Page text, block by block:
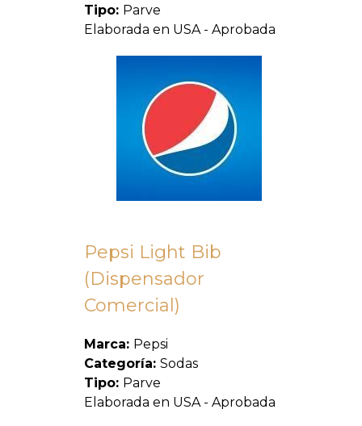
Tipo: Parve
Elaborada en USA - Aprobada
Pepsi Light Bib
(Dispensador
Comercial)
Marca: Pepsi
Categoría: Sodas
Tipo: Parve
Elaborada en USA - Aprobada